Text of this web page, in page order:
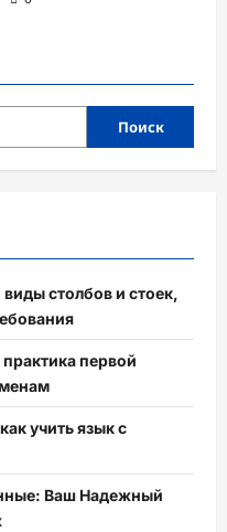
Поиск
столбов и стоек,
первой
учить язык с
Ваш Надежный